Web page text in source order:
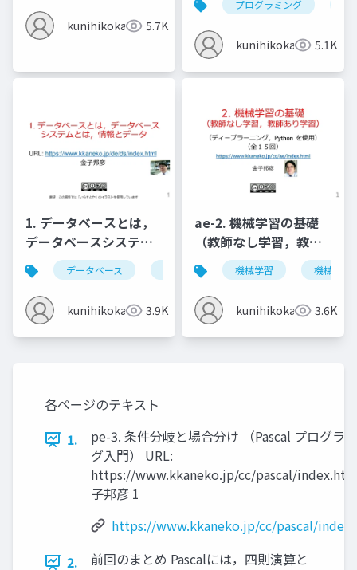
kunihikokaneko5.7K
(Windows 上) (2022年
4月の最新版)
プログラミング
kunihikokaneko5.1K
1. データベースとは，
データベースシステム
とは，情報とデータ
データベース データベースシステム 情報とデータ
kunihikokaneko3.9K
ae-2. 機械学習の基礎
（教師なし学習，教師
あり学習）
機械学習 機械学習
kunihikokaneko3.6K
各ページのテキスト
1.
pe-3. 条件分岐と場合分け （Pascal プログラ
グ入門） URL:
https://www.kkaneko.jp/cc/pascal/
子邦彦 1
https://www.kkaneko.jp/cc/pascal/
2.
前回のまとめ Pascalには，四則演算と